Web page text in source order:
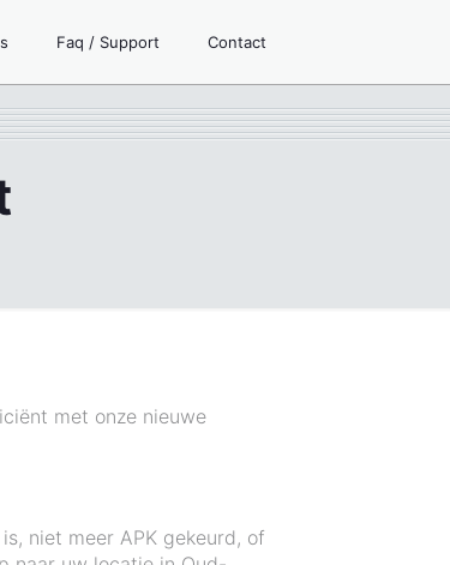
Faq / Support Contact
met onze nieuwe
niet meer APK gekeurd, of